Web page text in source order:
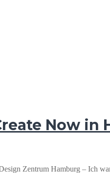
Now in
Zentrum Hamburg – Ich